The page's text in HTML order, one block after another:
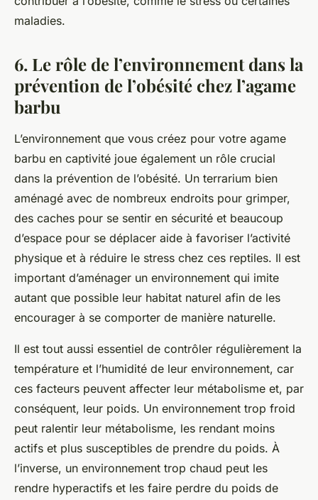
maladies.
6. Le rôle de l’environnement dans la
prévention de l’obésité chez l’agame
barbu
L’environnement que vous créez pour votre agame
barbu en captivité joue également un rôle crucial
dans la prévention de l’obésité. Un terrarium bien
aménagé avec de nombreux endroits pour grimper,
des caches pour se sentir en sécurité et beaucoup
d’espace pour se déplacer aide à favoriser l’activité
physique et à réduire le stress chez ces reptiles. Il est
important d’aménager un environnement qui imite
autant que possible leur habitat naturel afin de les
encourager à se comporter de manière naturelle.
Il est tout aussi essentiel de contrôler régulièrement la
température et l’humidité de leur environnement, car
ces facteurs peuvent affecter leur métabolisme et, par
conséquent, leur poids. Un environnement trop froid
peut ralentir leur métabolisme, les rendant moins
actifs et plus susceptibles de prendre du poids. À
l’inverse, un environnement trop chaud peut les
rendre hyperactifs et les faire perdre du poids de